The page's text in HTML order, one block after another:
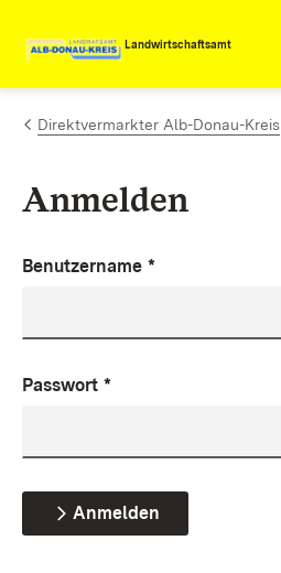
Zum Inhalt springen
Landwirtschaftsamt
Direktvermarkter Alb-Donau-Kreis
Anmelden
Benutzername *
Passwort *
Anmelden